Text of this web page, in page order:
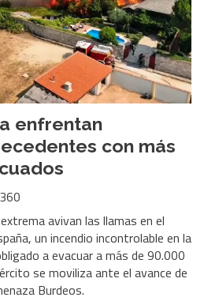
enfrentan
con más
avivan las llamas en el
un incendio incontrolable en la
a evacuar a más de 90.000
se moviliza ante el avance de
Burdeos.